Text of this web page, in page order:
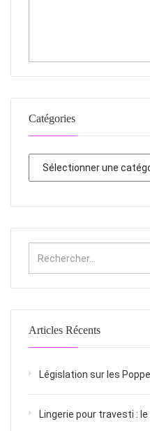
Catégories
Articles Récents
Législation sur les
Lingerie pour travesti :